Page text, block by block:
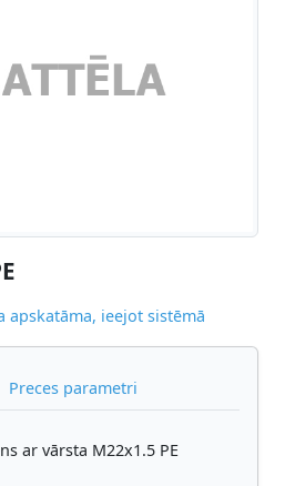
apskatāma, ieejot sistēmā
Preces parametri
ar vārsta M22x1.5 PE